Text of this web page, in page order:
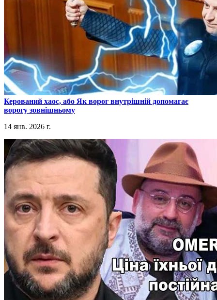
​Керований хаос, або Як ворог внутрішній допомагає
ворогу зовнішньому
14 янв. 2026 г.